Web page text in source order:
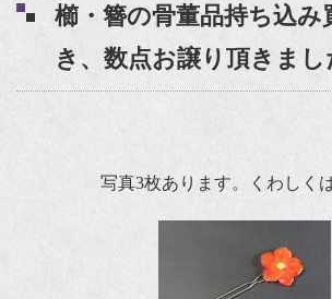
櫛・簪の骨董品持ち込み
き、数点お譲り頂きまし
写真3枚あります。くわしく